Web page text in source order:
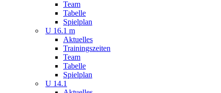
Team
Tabelle
Spielplan
U 16.1 m
Aktuelles
Trainingszeiten
Team
Tabelle
Spielplan
U 14.1